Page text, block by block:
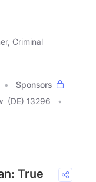
Criminal
Sponsors
(DE) 13296
True